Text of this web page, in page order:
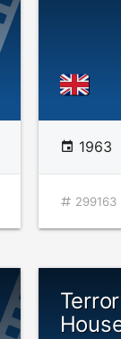
1963
299163